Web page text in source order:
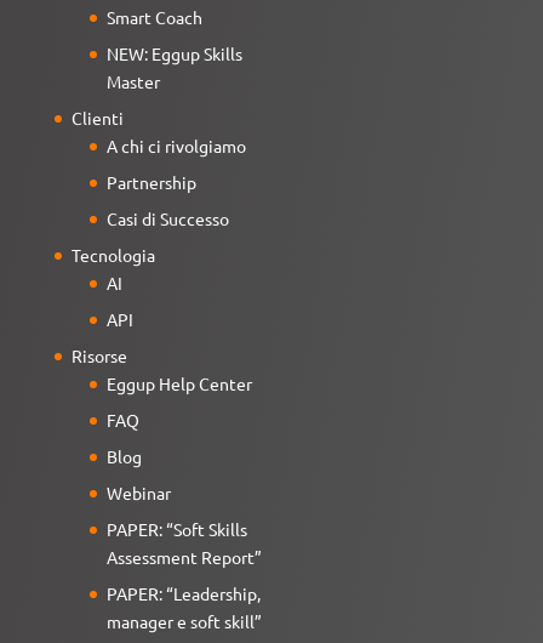
Smart Coach
NEW: Eggup Skills
Master
Clienti
A chi ci rivolgiamo
Partnership
Casi di Successo
Tecnologia
AI
API
Risorse
Eggup Help Center
FAQ
Blog
Webinar
PAPER: “Soft Skills
Assessment Report”
PAPER: “Leadership,
manager e soft skill”